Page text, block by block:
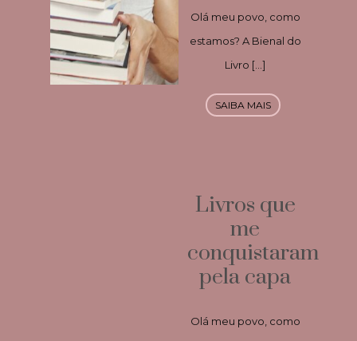
Olá meu povo, como
estamos? A Bienal do
Livro […]
SAIBA MAIS
Livros que
me
conquistaram
pela capa
Olá meu povo, como